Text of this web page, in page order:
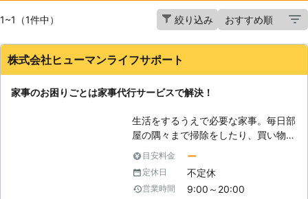
1~1（1件中） 絞り込み
株式会社ヒューマンライフサポート
家事のお困りごとは家事代行サービスで解決！
生活をするうえで必要な家事。毎日部
屋の隅々まで掃除をしたり、買い物に
でかけたりと時間、労力を費やすのは
大変ですよね。たまには誰かに代わっ
てもらってゆっくり休みたい、忙しく
て家事の時間がない。そのように、家
目安料金 ー
定休日 不定休
営業時間 9:00～20:00